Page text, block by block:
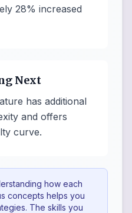
28% increased
Next
has additional
and offers
curve.
how each
concepts helps you
The skills you